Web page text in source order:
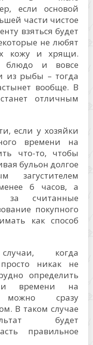
если основой
части чистое
взяться будет
не любят
кожу и хрящи.
блюдо и вовсе
из рыбы – тогда
вообще. В
отличным
если у хозяйки
времени на
что-то, чтобы
бульон долгое
загустителем
6 часов, а
за считанные
покупного
как способ
когда
никак не
определить
времени на
можно сразу
В таком случае
будет
правильное